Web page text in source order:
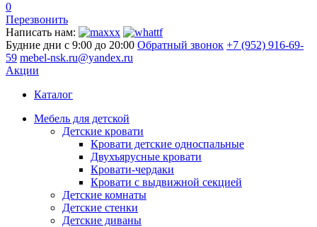
0
Перезвонить
Написать нам:
Будние дни с 9:00 до 20:00 Обратный звонок +7 (952) 916-69-
59 mebel-nsk.ru@yandex.ru
Акции
Каталог
Мебель для детской
Детские кровати
Кровати детские односпальные
Двухъярусные кровати
Кровати-чердаки
Кровати с выдвижной секцией
Детские комнаты
Детские стенки
Детские диваны